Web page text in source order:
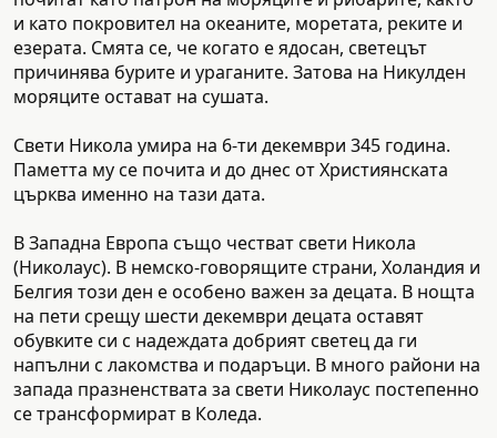
и като покровител на океаните, моретата, реките и
езерата. Смята се, че когато е ядосан, светецът
причинява бурите и ураганите. Затова на Никулден
моряците остават на сушата.
Свети Никола умира на 6-ти декември 345 година.
Паметта му се почита и до днес от Християнската
църква именно на тази дата.
В Западна Европа също честват свети Никола
(Николаус). В немско-говорящите страни, Холандия и
Белгия този ден е особено важен за децата. В нощта
на пети срещу шести декември децата оставят
обувките си с надеждата добрият светец да ги
напълни с лакомства и подаръци. В много райони на
запада празненствата за свети Николаус постепенно
се трансформират в Коледа.